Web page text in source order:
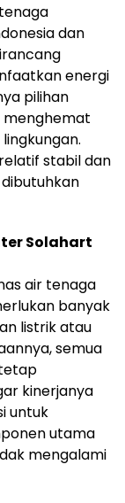
dan
energi
pilihan
menghemat
stabil dan
Solahart
air tenaga
banyak
listrik atau
semua
kinerjanya
untuk
utama
mengalami